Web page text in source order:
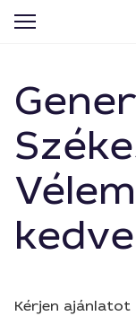
Kérjen